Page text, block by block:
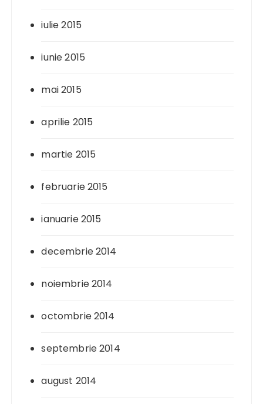
iulie 2015
iunie 2015
mai 2015
aprilie 2015
martie 2015
februarie 2015
ianuarie 2015
decembrie 2014
noiembrie 2014
octombrie 2014
septembrie 2014
august 2014